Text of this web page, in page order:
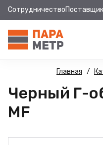
Сотрудничество
Главная
Черный Г-
MF